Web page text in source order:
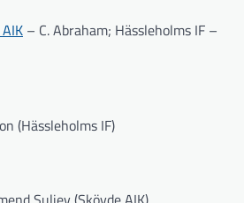
– C. Abraham; Hässleholms IF –
(Hässleholms IF)